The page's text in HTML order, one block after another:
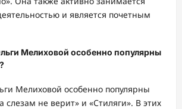
и является почетным
Мелиховой особенно популярны
Мелиховой особенно популярны
не верит» и «Стиляги». В этих